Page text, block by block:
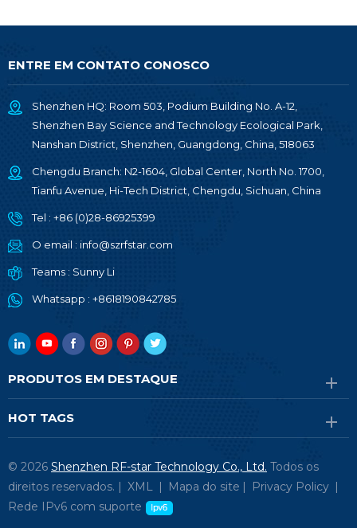
ENTRE EM CONTATO CONOSCO
Shenzhen HQ: Room 503, Podium Building No. A-12,
Shenzhen Bay Science and Technology Ecological Park,
Nanshan District, Shenzhen, Guangdong, China, 518063
Chengdu Branch: N2-1604, Global Center, North No. 1700,
Tianfu Avenue, Hi-Tech District, Chengdu, Sichuan, China
Tel : +86 (0)28-86925399
O email : info@szrfstar.com
Teams : Sunny Li
Whatsapp : +8618190842785
PRODUTOS EM DESTAQUE
HOT TAGS
© 2026 Shenzhen RF-star Technology Co., Ltd. Todos os
direitos reservados. | XML | Mapa do site | Privacy Policy |
Rede IPv6 com suporte